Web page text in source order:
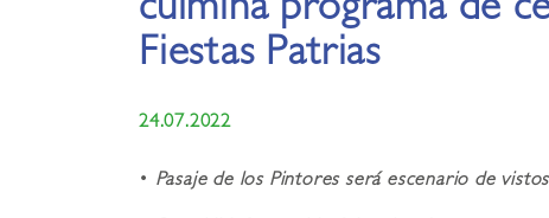
culmina programa de
Fiestas Patrias
24.07.2022
• Pasaje de los Pintores será escenario de